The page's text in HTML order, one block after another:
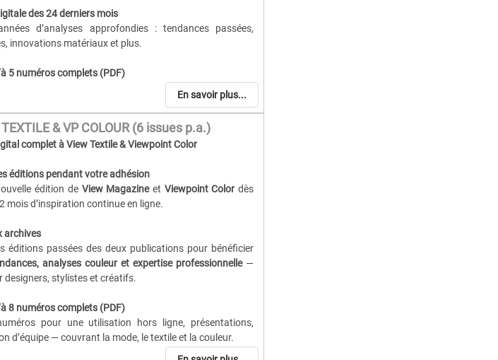
pour comprendreoù va la couleur et pourquoi elle est
vos collections, produits, campagnes et chaque étape
des 24 derniers mois
d’analyses approfondies : tendances passées,
innovations matériaux et plus.
5 numéros complets (PDF)
préférés pour lecture hors ligne, présentations ou
pour la mode femme & homme
et développement des matières
et constructions
et direction graphique
athleisure & denim
& insights stratégiques
design, évolution des marques, innovations durables,
court & long terme (6–24 mois)
et orientations stratégiques pour la planification des
design et le développement produit.
En savoir plus...
& VP COLOUR (6 issues p.a.)
complet à View Textile & Viewpoint Color
éditions pendant votre adhésion
édition de View Magazineet Viewpoint Color dès
mois d’inspiration continue en ligne.
archives
éditions passées des deux publications pour bénéficier
analyses couleur et expertise professionnelle—
designers, stylistes et créatifs.
8 numéros complets (PDF)
pour une utilisation hors ligne, présentations,
d’équipe — couvrant la mode, le textile et la couleur.